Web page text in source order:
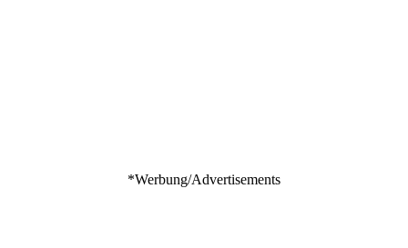
*Werbung/Advertisements